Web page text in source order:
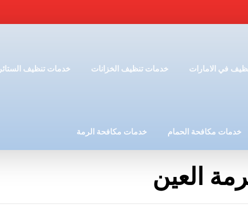
في الامارات خدمات تنظيف الخزانات خدمات تنظيف الستائر
خدمات مكافحة الحمام خدمات مكافحة الرمة
العين